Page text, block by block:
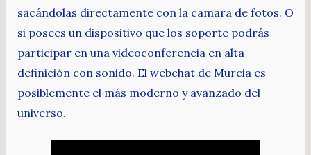
sacándolas directamente con la camara de fotos. O
si posees un dispositivo que los soporte podrás
participar en una videoconferencia en alta
definición con sonido. El webchat de Murcia es
posiblemente el más moderno y avanzado del
universo.